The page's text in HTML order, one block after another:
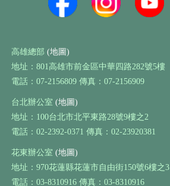
高雄總部 (地圖)
地址：801高雄市前金區中華四路282號5樓
電話：07-2156809 傳真：07-2156909
台北辦公室 (地圖)
地址：100台北市北平東路28號9樓之2
電話：02-2392-0371 傳真：02-23920381
花東辦公室 (地圖)
地址：970花蓮縣花蓮市自由街150號6樓之3
電話：03-8310916 傳真：03-8310916